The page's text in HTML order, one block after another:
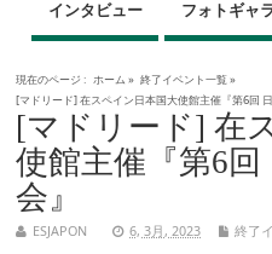
インタビュー フォトギャ
現在のページ : ホーム » 終了イベント一覧»
[マドリード] 在スペイン日本国大使館主催『第6回
[マドリード] 在
使館主催『第6
会』
ESJAPON 6, 3月, 2023 終了